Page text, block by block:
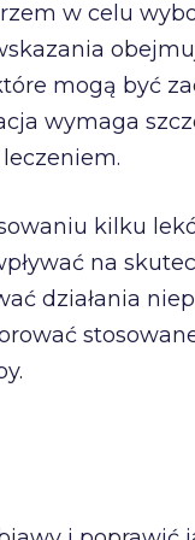
w celu
mogą być
wymaga
kilku
na
działania